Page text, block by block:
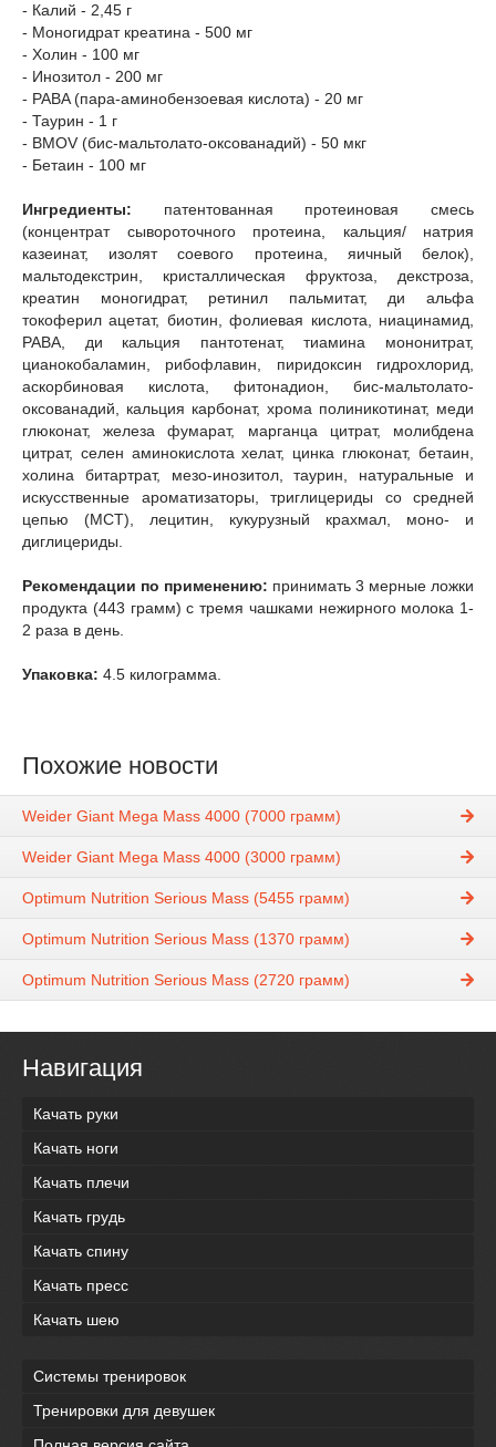
- Калий - 2,45 г
- Моногидрат креатина - 500 мг
- Холин - 100 мг
- Инозитол - 200 мг
- PABA (пара-аминобензоевая кислота) - 20 мг
- Таурин - 1 г
- BMOV (бис-мальтолато-оксованадий) - 50 мкг
- Бетаин - 100 мг
Ингредиенты: патентованная протеиновая смесь
(концентрат сывороточного протеина, кальция/ натрия
казеинат, изолят соевого протеина, яичный белок),
мальтодекстрин, кристаллическая фруктоза, декстроза,
креатин моногидрат, ретинил пальмитат, ди альфа
токоферил ацетат, биотин, фолиевая кислота, ниацинамид,
PABA, ди кальция пантотенат, тиамина мононитрат,
цианокобаламин, рибофлавин, пиридоксин гидрохлорид,
аскорбиновая кислота, фитонадион, бис-мальтолато-
оксованадий, кальция карбонат, хрома полиникотинат, меди
глюконат, железа фумарат, марганца цитрат, молибдена
цитрат, селен аминокислота хелат, цинка глюконат, бетаин,
холина битартрат, мезо-инозитол, таурин, натуральные и
искусственные ароматизаторы, триглицериды со средней
цепью (MCT), лецитин, кукурузный крахмал, моно- и
диглицериды.
Рекомендации по применению: принимать 3 мерные ложки
продукта (443 грамм) с тремя чашками нежирного молока 1-
2 раза в день.
Упаковка: 4.5 килограмма.
Похожие новости
Weider Giant Mega Mass 4000 (7000 грамм)
Weider Giant Mega Mass 4000 (3000 грамм)
Optimum Nutrition Serious Mass (5455 грамм)
Optimum Nutrition Serious Mass (1370 грамм)
Optimum Nutrition Serious Mass (2720 грамм)
Навигация
Качать руки
Качать ноги
Качать плечи
Качать грудь
Качать спину
Качать пресс
Качать шею
Системы тренировок
Тренировки для девушек